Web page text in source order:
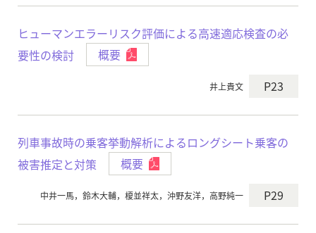
ヒューマンエラーリスク評価による高速適応検査の必
要性の検討
概要
井上貴文 P23
列車事故時の乗客挙動解析によるロングシート乗客の
被害推定と対策
概要
中井一馬，鈴木大輔，榎並祥太，沖野友洋，高野純一 P29